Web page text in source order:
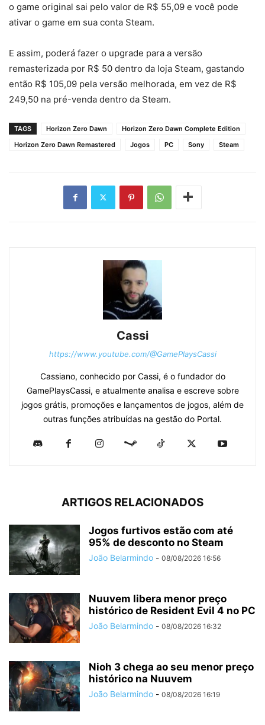
o game original sai pelo valor de R$ 55,09 e você pode
ativar o game em sua conta Steam.
E assim, poderá fazer o upgrade para a versão
remasterizada por R$ 50 dentro da loja Steam, gastando
então R$ 105,09 pela versão melhorada, em vez de R$
249,50 na pré-venda dentro da Steam.
TAGS Horizon Zero Dawn
Horizon Zero Dawn Complete Edition
Horizon Zero Dawn Remastered
Jogos PC Sony Steam
Cassi
https://www.youtube.com/@GamePlaysCassi
Cassiano, conhecido por Cassi, é o fundador do
GamePlaysCassi, e atualmente analisa e escreve sobre
jogos grátis, promoções e lançamentos de jogos, além de
outras funções atribuídas na gestão do Portal.
ARTIGOS RELACIONADOS
Jogos furtivos estão com até
95% de desconto no Steam
João Belarmindo - 08/08/2026 16:56
Nuuvem libera menor preço
histórico de Resident Evil 4 no PC
João Belarmindo - 08/08/2026 16:32
Nioh 3 chega ao seu menor preço
histórico na Nuuvem
João Belarmindo - 08/08/2026 16:19